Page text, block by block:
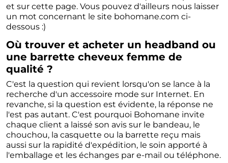
et sur cette page. Vous pouvez d'ailleurs nous laisser
un mot concernant le site bohomane.com ci-
dessous :)
Où trouver et acheter un headband ou
une barrette cheveux femme de
qualité ?
C'est la question qui revient lorsqu'on se lance à la
recherche d'un accessoire mode sur Internet. En
revanche, si la question est évidente, la réponse ne
l'est pas autant. C'est pourquoi Bohomane invite
chaque client a laissé son avis sur le bandeau, le
chouchou, la casquette ou la barrette reçu mais
aussi sur la rapidité d'expédition, le soin apporté à
l'emballage et les échanges par e-mail ou téléphone.